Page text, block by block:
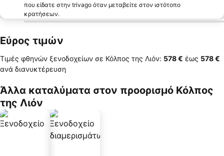
που είδατε στην trivago όταν μεταβείτε στον ιστότοπο
κρατήσεων.
Εύρος τιμών
Τιμές φθηνών ξενοδοχείων σε Κόλπος της Λιόν: ‎578 € έως ‎578 €
ανά διανυκτέρευση
Άλλα καταλύματα στον προορισμό Κόλπος
της Λιόν